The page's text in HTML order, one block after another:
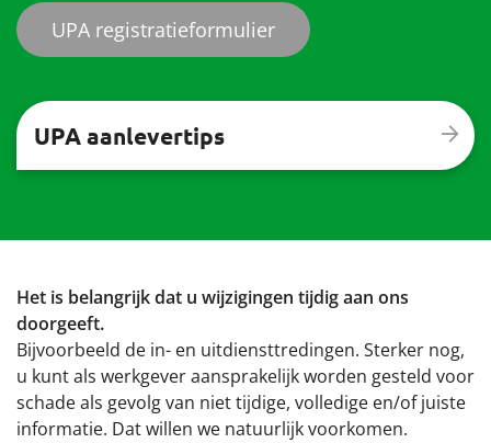
UPA registratieformulier
UPA aanlevertips
Het is belangrijk dat u wijzigingen tijdig aan ons
doorgeeft.
Bijvoorbeeld de in- en uitdiensttredingen. Sterker nog,
u kunt als werkgever aansprakelijk worden gesteld voor
schade als gevolg van niet tijdige, volledige en/of juiste
informatie. Dat willen we natuurlijk voorkomen.